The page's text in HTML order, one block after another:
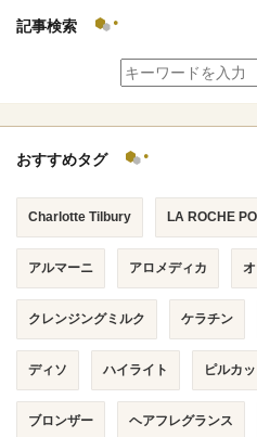
記事検索
おすすめタグ
Charlotte Tilbury LA ROCHE
アルマーニ アロメディカ
クレンジングミルク ケラチン
ディソ ハイライト ピルカ
ブロンザー ヘアフレグランス